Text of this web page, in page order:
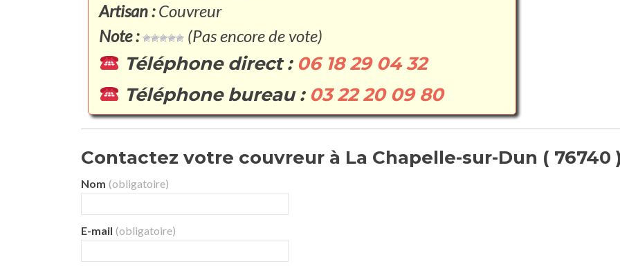
Artisan :Couvreur
Note :
(Pas encore de vote)
Téléphone direct : 06 18 29 04 32
Téléphone bureau : 03 22 20 09 80
Contactez votre couvreur à La Chapelle-sur-Dun ( 76740
Nom (obligatoire)
E-mail (obligatoire)